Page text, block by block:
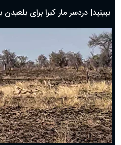
ببینید| دردسر مار کبرا برای بلعیدن